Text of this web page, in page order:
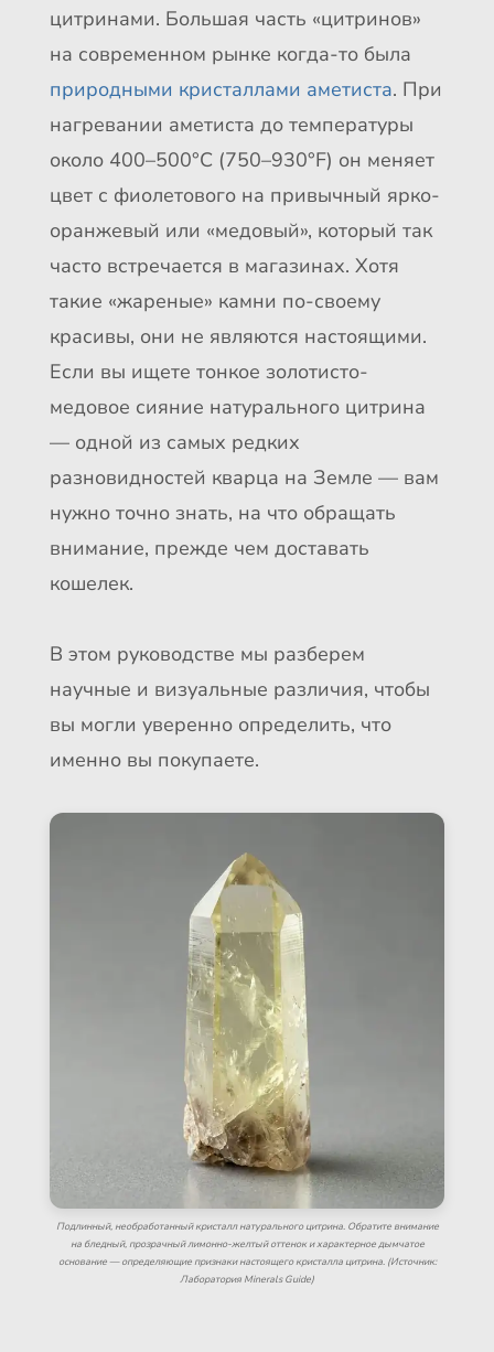
цитринами. Большая часть «цитринов»
на современном рынке когда-то была
природными кристаллами аметиста. При
нагревании аметиста до температуры
около 400–500°C (750–930°F) он меняет
цвет с фиолетового на привычный ярко-
оранжевый или «медовый», который так
часто встречается в магазинах. Хотя
такие «жареные» камни по-своему
красивы, они не являются настоящими.
Если вы ищете тонкое золотисто-
медовое сияние натурального цитрина
— одной из самых редких
разновидностей кварца на Земле — вам
нужно точно знать, на что обращать
внимание, прежде чем доставать
кошелек.
В этом руководстве мы разберем
научные и визуальные различия, чтобы
вы могли уверенно определить, что
именно вы покупаете.
Подлинный, необработанный кристалл натурального цитрина. Обратите внимание
на бледный, прозрачный лимонно-желтый оттенок и характерное дымчатое
основание — определяющие признаки настоящего кристалла цитрина. (Источник:
Лаборатория Minerals Guide)